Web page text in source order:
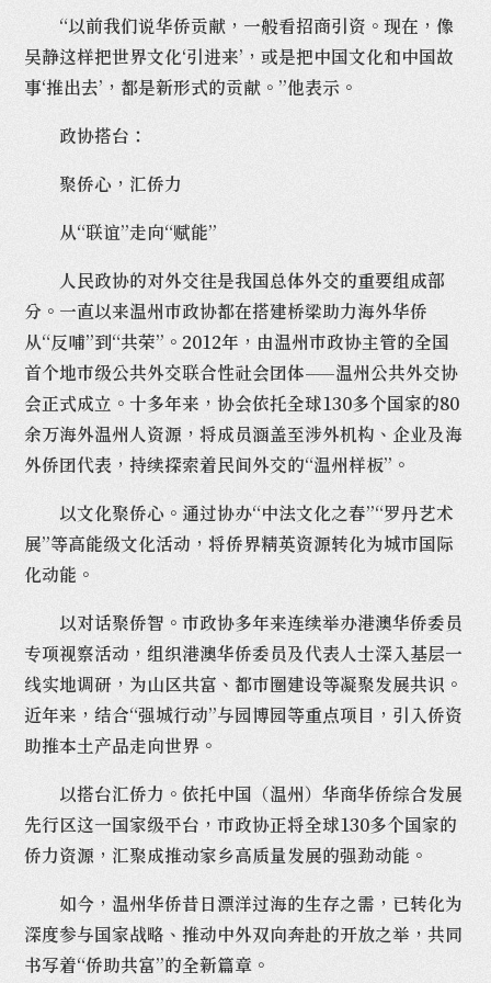
“以前我们说华侨贡献，一般看招商引资。现在，像
吴静这样把世界文化‘引进来’，或是把中国文化和中国故
事‘推出去’，都是新形式的贡献。”他表示。
政协搭台：
聚侨心，汇侨力
从“联谊”走向“赋能”
人民政协的对外交往是我国总体外交的重要组成部
分。一直以来温州市政协都在搭建桥梁助力海外华侨
从“反哺”到“共荣”。2012年，由温州市政协主管的全国
首个地市级公共外交联合性社会团体——温州公共外交协
会正式成立。十多年来，协会依托全球130多个国家的80
余万海外温州人资源，将成员涵盖至涉外机构、企业及海
外侨团代表，持续探索着民间外交的“温州样板”。
以文化聚侨心。通过协办“中法文化之春”“罗丹艺术
展”等高能级文化活动，将侨界精英资源转化为城市国际
化动能。
以对话聚侨智。市政协多年来连续举办港澳华侨委员
专项视察活动，组织港澳华侨委员及代表人士深入基层一
线实地调研，为山区共富、都市圈建设等凝聚发展共识。
近年来，结合“强城行动”与园博园等重点项目，引入侨资
助推本土产品走向世界。
以搭台汇侨力。依托中国（温州）华商华侨综合发展
先行区这一国家级平台，市政协正将全球130多个国家的
侨力资源，汇聚成推动家乡高质量发展的强劲动能。
如今，温州华侨昔日漂洋过海的生存之需，已转化为
深度参与国家战略、推动中外双向奔赴的开放之举，共同
书写着“侨助共富”的全新篇章。